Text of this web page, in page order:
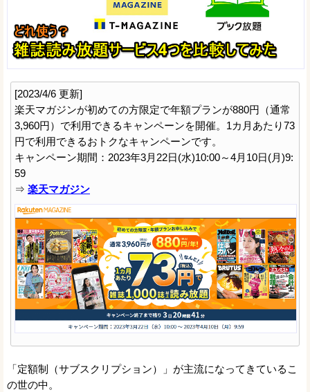
[2023/4/6 更新]
楽天マガジンが初めての方限定で年額プランが880円（通常
3,960円）で利用できるキャンペーンを開催。1カ月あたり73
円で利用できるおトクなキャンペーンです。
キャンペーン期間：2023年3月22日(水)10:00～4月10日(月)9:
59
⇒ 楽天マガジン
「定額制（サブスクリプション）」が主流になってきているこ
の世の中。